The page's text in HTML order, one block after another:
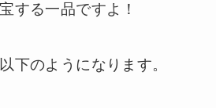
する一品ですよ！
下のようになります。